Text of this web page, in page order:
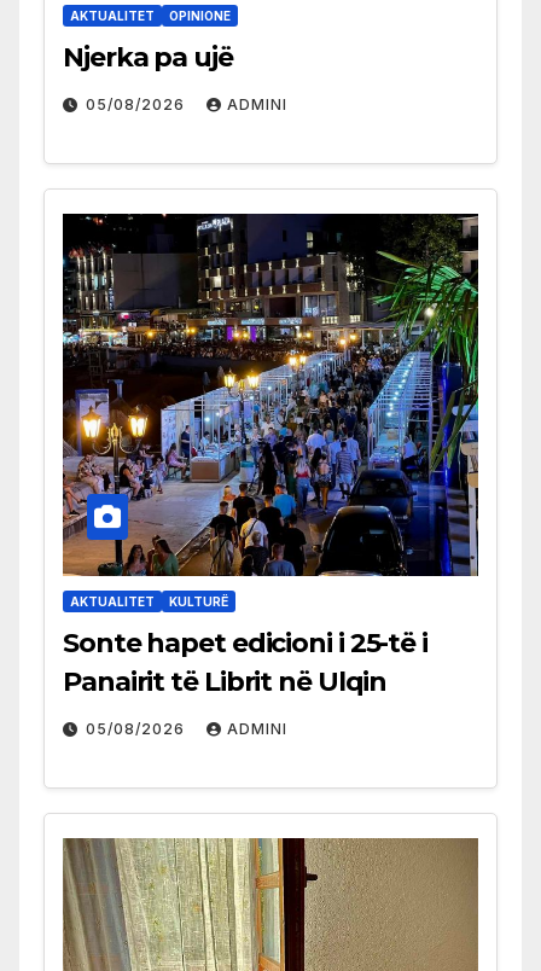
AKTUALITET OPINIONE
Njerka pa ujë
05/08/2026 ADMINI
AKTUALITET KULTURË
Sonte hapet edicioni i 25-të i
Panairit të Librit në Ulqin
05/08/2026 ADMINI